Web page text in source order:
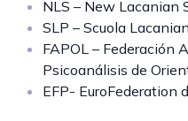
NLS – New Lacanian
SLP – Scuola
FAPOL – Federación
Psicoanálisis de
EFP- EuroFederation